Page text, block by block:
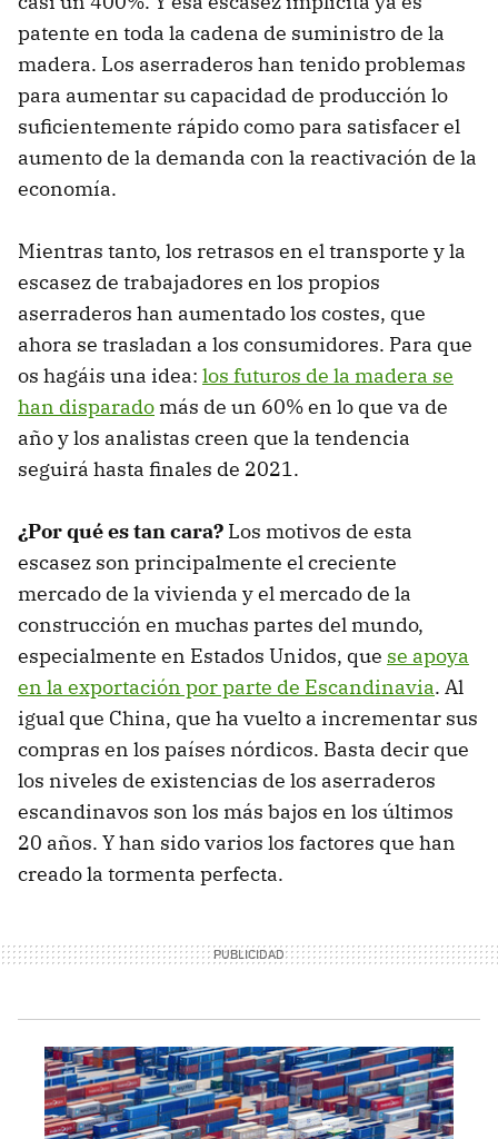
patente en toda la cadena de suministro de la
madera. Los aserraderos han tenido problemas
para aumentar su capacidad de producción lo
suficientemente rápido como para satisfacer el
aumento de la demanda con la reactivación de la
economía.
Mientras tanto, los retrasos en el transporte y la
escasez de trabajadores en los propios
aserraderos han aumentado los costes, que
ahora se trasladan a los consumidores. Para que
os hagáis una idea: los futuros de la madera se
han disparado más de un 60% en lo que va de
año y los analistas creen que la tendencia
seguirá hasta finales de 2021.
¿Por qué es tan cara? Los motivos de esta
escasez son principalmente el creciente
mercado de la vivienda y el mercado de la
construcción en muchas partes del mundo,
especialmente en Estados Unidos, que se apoya
en la exportación por parte de Escandinavia. Al
igual que China, que ha vuelto a incrementar sus
compras en los países nórdicos. Basta decir que
los niveles de existencias de los aserraderos
escandinavos son los más bajos en los últimos
20 años. Y han sido varios los factores que han
creado la tormenta perfecta.